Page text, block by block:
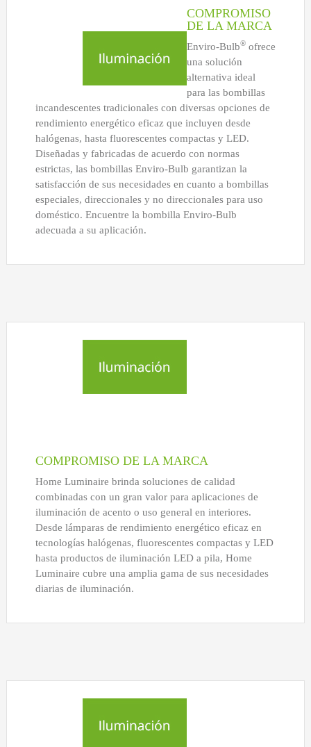
COMPROMISO
DE LA MARCA
Enviro-Bulb®ofrece
una solución
alternativa ideal
para las bombillas
incandescentes tradicionales con diversas opciones de
rendimiento energético eficaz que incluyen desde
halógenas, hasta fluorescentes compactas y LED.
Diseñadas y fabricadas de acuerdo con normas
estrictas, las bombillas Enviro-Bulb garantizan la
satisfacción de sus necesidades en cuanto a bombillas
especiales, direccionales y no direccionales para uso
doméstico. Encuentre la bombilla Enviro-Bulb
adecuada a su aplicación.
COMPROMISO DE LA MARCA
Home Luminaire brinda soluciones de calidad
combinadas con un gran valor para aplicaciones de
iluminación de acento o uso general en interiores.
Desde lámparas de rendimiento energético eficaz en
tecnologías halógenas, fluorescentes compactas y LED
hasta productos de iluminación LED a pila, Home
Luminaire cubre una amplia gama de sus necesidades
diarias de iluminación.